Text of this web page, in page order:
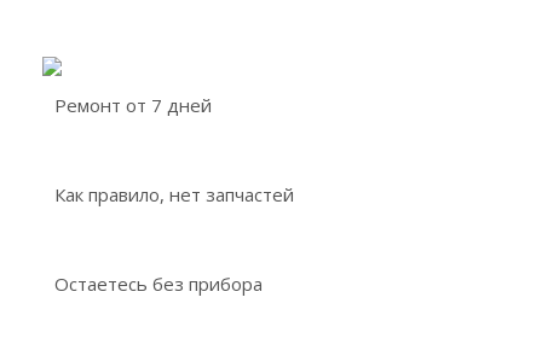
Ремонт от 7 дней
Как правило, нет запчастей
Остаетесь без прибора